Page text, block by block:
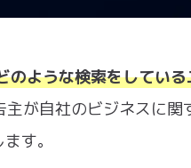
のような検索をしてい
主が自社のビジネスに関
す。